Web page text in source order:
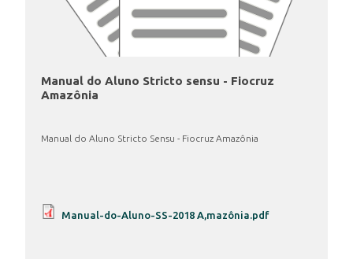
Manual do Aluno Stricto sensu - Fiocruz
Amazônia
Manual do Aluno Stricto Sensu - Fiocruz Amazônia
Manual-do-Aluno-SS-2018 A,mazônia.pdf